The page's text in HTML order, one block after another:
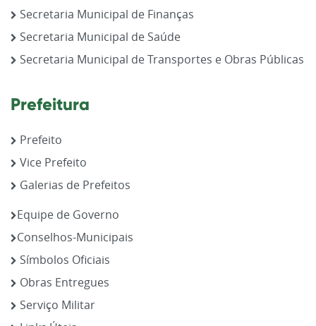
Secretaria Municipal de Finanças
Secretaria Municipal de Saúde
Secretaria Municipal de Transportes e Obras Públicas
Prefeitura
Prefeito
Vice Prefeito
Galerias de Prefeitos
Equipe de Governo
Conselhos-Municipais
Símbolos Oficiais
Obras Entregues
Serviço Militar